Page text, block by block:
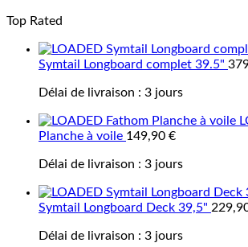
Top Rated
Symtail Longboard complet 39.5"
Délai de livraison : 3 jours
Planche à voile 149,90 €
Délai de livraison : 3 jours
Symtail Longboard Deck 39,5"
Délai de livraison : 3 jours